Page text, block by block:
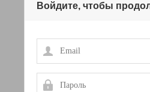
Войдите, чтобы
Email
Пароль